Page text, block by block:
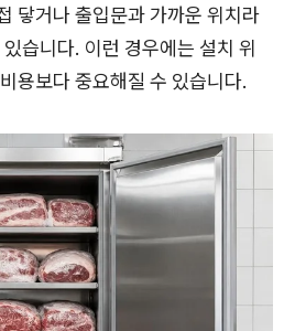
닿거나 출입문과 가까운 위치라
습니다. 이런 경우에는 설치 위
용보다 중요해질 수 있습니다.